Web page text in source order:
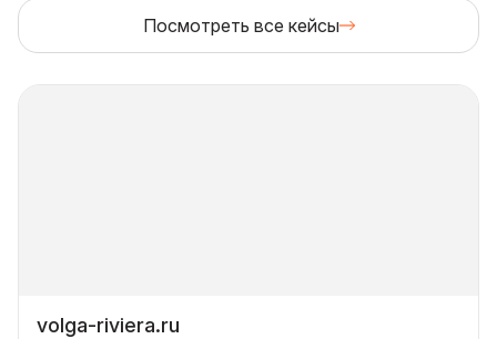
Посмотреть все кейсы
volga-riviera.ru